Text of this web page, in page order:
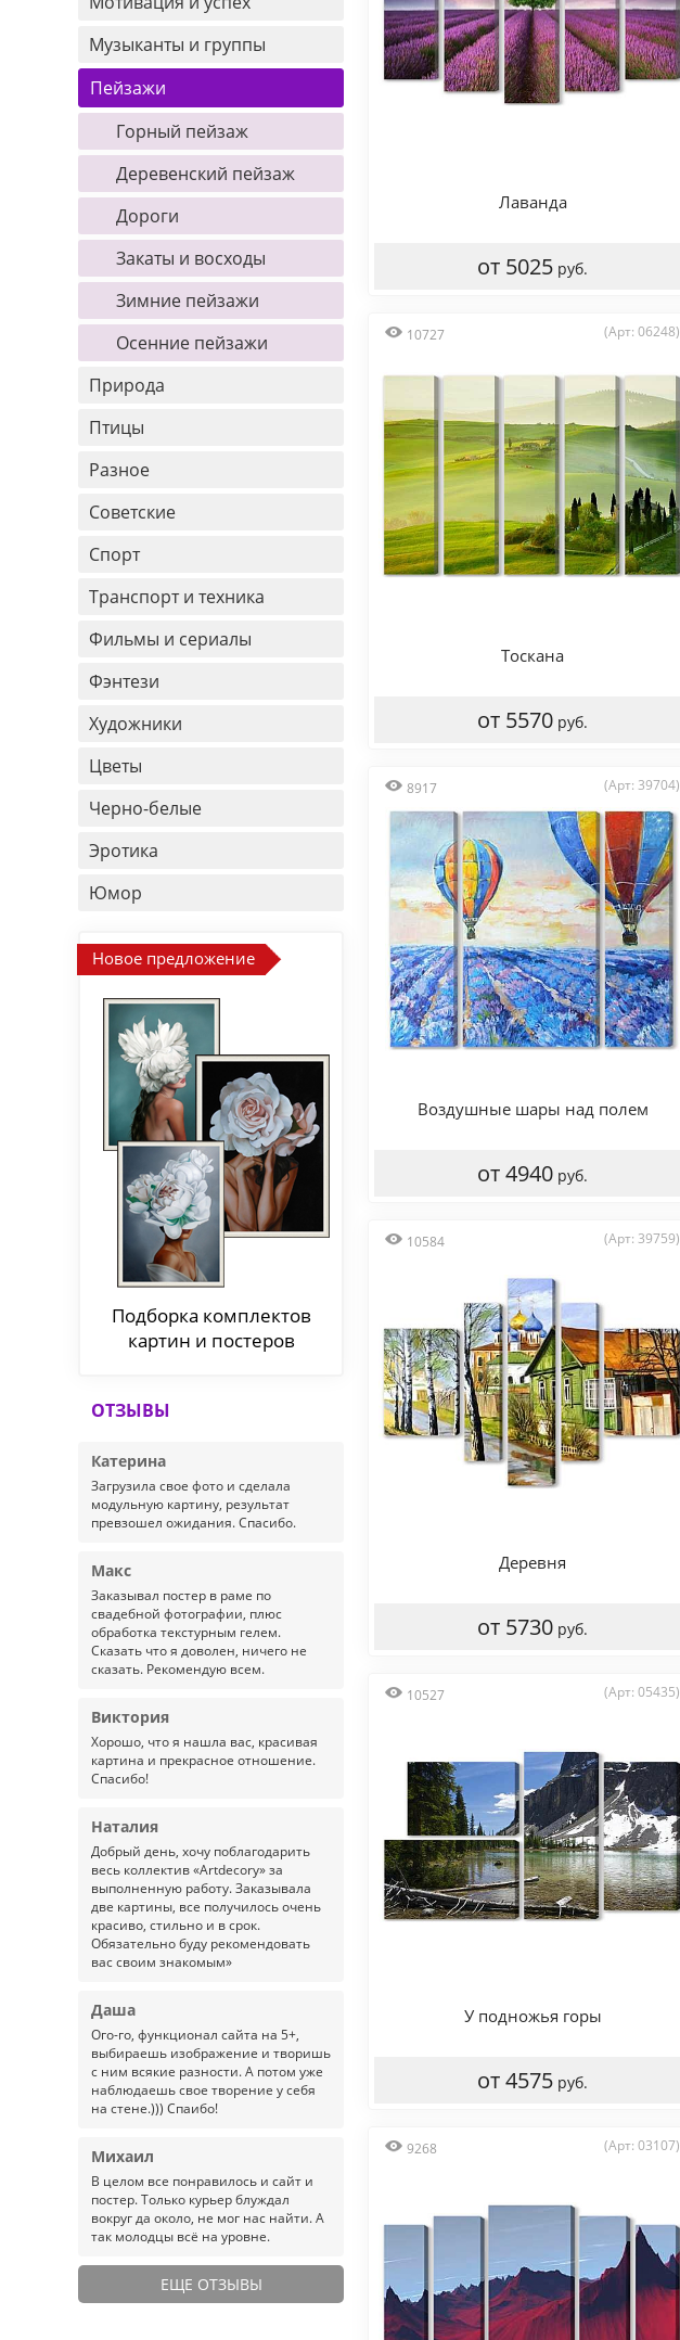
Музыканты и группы
Пейзажи
Горный пейзаж
Деревенский пейзаж
Дороги
Закаты и восходы
Зимние пейзажи
Осенние пейзажи
Природа
Птицы
Разное
Советские
Спорт
Транспорт и техника
Фильмы и сериалы
Фэнтези
Художники
Цветы
Черно-белые
Эротика
Юмор
Новое предложение
Подборка комплектов
картин и постеров
ОТЗЫВЫ
Катерина
Загрузила свое фото и сделала
модульную картину, результат
превзошел ожидания. Спасибо.
Макс
Заказывал постер в раме по
свадебной фотографии, плюс
обработка текстурным гелем.
Сказать что я доволен, ничего не
сказать. Рекомендую всем.
Виктория
Хорошо, что я нашла вас, красивая
картина и прекрасное отношение.
Спасибо!
Наталия
Добрый день, хочу поблагодарить
весь коллектив «Artdecory» за
выполненную работу. Заказывала
две картины, все получилось очень
красиво, стильно и в срок.
Обязательно буду рекомендовать
вас своим знакомым»
Даша
Ого-го, функционал сайта на 5+,
выбираешь изображение и творишь
с ним всякие разности. А потом уже
наблюдаешь свое творение у себя
на стене.))) Спаибо!
Михаил
В целом все понравилось и сайт и
постер. Только курьер блуждал
вокруг да около, не мог нас найти. А
так молодцы всё на уровне.
ЕЩЕ ОТЗЫВЫ
Лаванда
от 5025 руб.
10727 (Арт: 06248)
Тоскана
от 5570 руб.
8917 (Арт: 39704)
Воздушные шары над полем
от 4940 руб.
10584 (Арт: 39759)
Деревня
от 5730 руб.
10527 (Арт: 05435)
У подножья горы
от 4575 руб.
9268 (Арт: 03107)